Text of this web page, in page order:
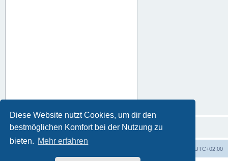
Diese Website nutzt Cookies, um dir den
bestmöglichen Komfort bei der Nutzung zu
bieten. Mehr erfahren
UTC+02:00